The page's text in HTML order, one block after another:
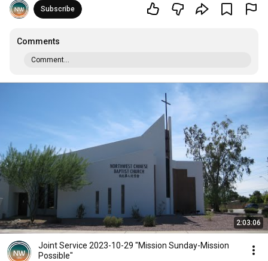
Subscribe
Comments
Comment...
2:03:06
Joint Service 2023-10-29 "Mission Sunday-Mission
Possible"